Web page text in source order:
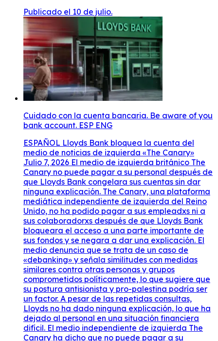
Publicado el 10 de julio.
Cuidado con la cuenta bancaria. Be aware of you
bank account. ESP ENG
ESPAÑOL Lloyds Bank bloquea la cuenta del
medio de noticias de izquierda «The Canary»
Julio 7, 2026 El medio de izquierda británico The
Canary no puede pagar a su personal después de
que Lloyds Bank congelara sus cuentas sin dar
ninguna explicación. The Canary, una plataforma
mediática independiente de izquierda del Reino
Unido, no ha podido pagar a sus empleadxs ni a
sus colaboradorxs después de que Lloyds Bank
bloqueara el acceso a una parte importante de
sus fondos y se negara a dar una explicación. El
medio denuncia que se trata de un caso de
«debanking» y señala similitudes con medidas
similares contra otras personas y grupos
comprometidos políticamente, lo que sugiere que
su postura antisionista y pro-palestina podría ser
un factor. A pesar de las repetidas consultas,
Lloyds no ha dado ninguna explicación, lo que ha
dejado al personal en una situación financiera
difícil. El medio independiente de izquierda The
Canary ha dicho que no puede pagar a su